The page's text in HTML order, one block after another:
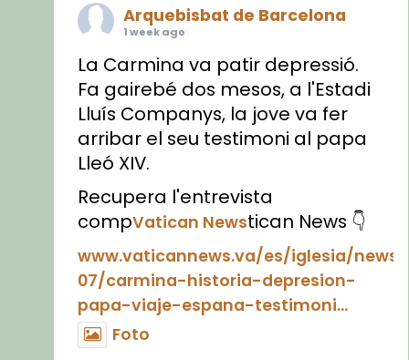
Arquebisbat de Barcelona
1 week ago
La Carmina va patir depressió.
Fa gairebé dos mesos, a l'Estadi
Lluís Companys, la jove va fer
arribar el seu testimoni al papa
Lleó XIV.
Recupera l'entrevista
compVatican Newstican News 👇
www.vaticannews.va/es/iglesia/news/
07/carmina-historia-depresion-
papa-viaje-espana-testimoni...
Foto